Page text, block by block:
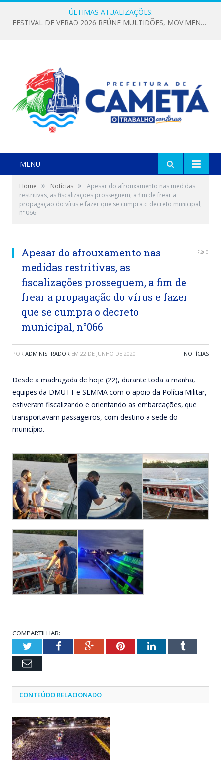
ÚLTIMAS ATUALIZAÇÕES:
FESTIVAL DE VERÃO 2026 REÚNE MULTIDÕES, MOVIMENTA A ECONOMIA E FORTALECE A CULTURA LOCAL
MENU
Home » Notícias »
Apesar do afrouxamento nas medidas
restritivas, as fiscalizações prosseguem, a fim de frear a
propagação do vírus e fazer que se cumpra o decreto municipal,
n°066
Apesar do afrouxamento nas
medidas restritivas, as
fiscalizações prosseguem, a fim de
frear a propagação do vírus e fazer
que se cumpra o decreto
municipal, n°066
0
POR ADMINISTRADOR EM 22 DE JUNHO DE 2020 NOTÍCIAS
Desde a madrugada de hoje (22), durante toda a manhã,
equipes da DMUTT e SEMMA com o apoio da Polícia Militar,
estiveram fiscalizando e orientando as embarcações, que
transportavam passageiros, com destino a sede do
município.
COMPARTILHAR:
TwitterFacebookGoogle+PinterestLinkedInTumblr
Email
CONTEÚDO RELACIONADO